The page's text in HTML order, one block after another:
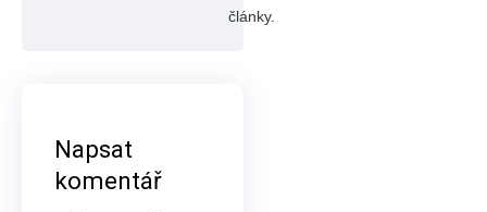
články.
Napsat
komentář